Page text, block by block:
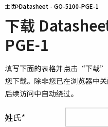
主页 Datasheet - GO-5100-PGE-1
下载
PGE-1
填写下面的表格并点击“下载”
您下载。除非您已在浏览器中
后续访问中自动绕过。
姓氏